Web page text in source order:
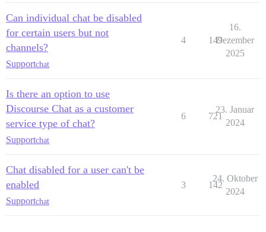
Can individual chat be disabled
for certain users but not
channels?
Supportchat
4 149
16.
Dezember
2025
Is there an option to use
Discourse Chat as a customer
service type of chat?
Supportchat
6 721
23. Januar
2024
Chat disabled for a user can't be
enabled
Supportchat
3 142
24. Oktober
2024